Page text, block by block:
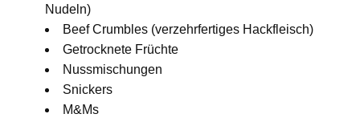
Nudeln)
Beef Crumbles (verzehrfertiges Hackfleisch)
Getrocknete Früchte
Nussmischungen
Snickers
M&Ms